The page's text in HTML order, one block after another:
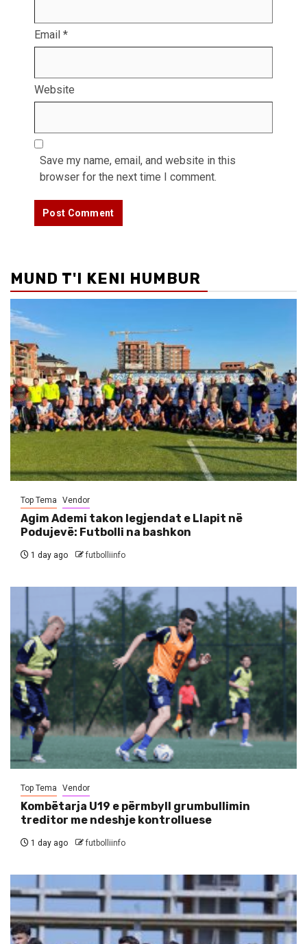
Email *
Website
Save my name, email, and website in this
browser for the next time I comment.
MUND T'I KENI HUMBUR
Top Tema Vendor
Agim Ademi takon legjendat e Llapit në
Podujevë: Futbolli na bashkon
1 day ago futbolliinfo
Top Tema Vendor
Kombëtarja U19 e përmbyll grumbullimin
treditor me ndeshje kontrolluese
1 day ago futbolliinfo